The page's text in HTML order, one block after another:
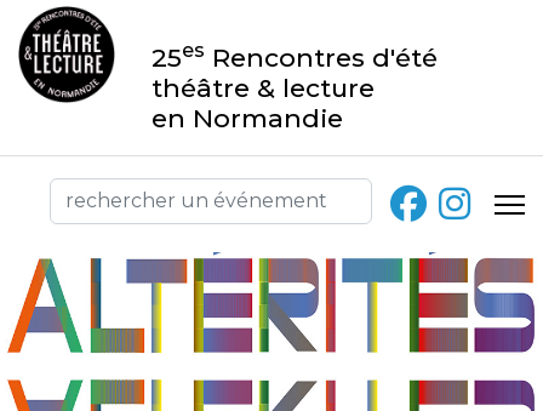
25es Rencontres d'été
théâtre & lecture
en Normandie